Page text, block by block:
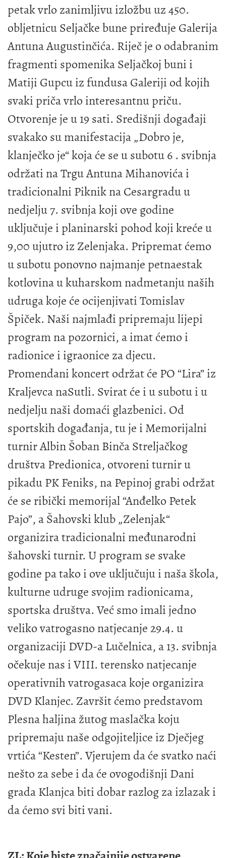
petak vrlo zanimljivu izložbu uz 450.
obljetnicu Seljačke bune priređuje Galerija
Antuna Augustinčića. Riječ je o odabranim
fragmenti spomenika Seljačkoj buni i
Matiji Gupcu iz fundusa Galeriji od kojih
svaki priča vrlo interesantnu priču.
Otvorenje je u 19 sati. Središnji događaji
svakako su manifestacija „Dobro je,
klanječko je“ koja će se u subotu 6 . svibnja
održati na Trgu Antuna Mihanovića i
tradicionalni Piknik na Cesargradu u
nedjelju 7. svibnja koji ove godine
uključuje i planinarski pohod koji kreće u
9,00 ujutro iz Zelenjaka. Pripremat ćemo
u subotu ponovno najmanje petnaestak
kotlovina u kuharskom nadmetanju naših
udruga koje će ocijenjivati Tomislav
Špiček. Naši najmlađi pripremaju lijepi
program na pozornici, a imat ćemo i
radionice i igraonice za djecu.
Promendani koncert održat će PO “Lira” iz
Kraljevca naSutli. Svirat će i u subotu i u
nedjelju naši domaći glazbenici. Od
sportskih događanja, tu je i Memorijalni
turnir Albin Šoban Binča Streljačkog
društva Predionica, otvoreni turnir u
pikadu PK Feniks, na Pepinoj grabi održat
će se ribički memorijal “Anđelko Petek
Pajo”, a Šahovski klub „Zelenjak“
organizira tradicionalni međunarodni
šahovski turnir. U program se svake
godine pa tako i ove uključuju i naša škola,
kulturne udruge svojim radionicama,
sportska društva. Već smo imali jedno
veliko vatrogasno natjecanje 29.4. u
organizaciji DVD-a Lučelnica, a 13. svibnja
očekuje nas i VIII. terensko natjecanje
operativnih vatrogasaca koje organizira
DVD Klanjec. Završit ćemo predstavom
Plesna haljina žutog maslačka koju
pripremaju naše odgojiteljice iz Dječjeg
vrtića “Kesten”. Vjerujem da će svatko naći
nešto za sebe i da će ovogodišnji Dani
grada Klanjca biti dobar razlog za izlazak i
da ćemo svi biti vani.